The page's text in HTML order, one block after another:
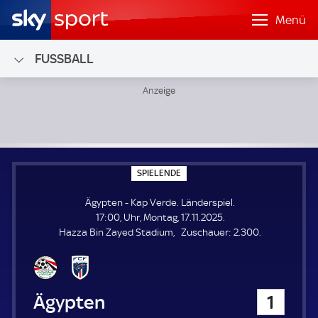
Menü
FUSSBALL
SPIELENDE
P
L
E
N
Ägypten - Kap Verde. Länderspiel.
17:00, Uhr, Montag, 17.11.2025.
Hazza Bin Zayed Stadium
Zuschauer: Z
2.300.
Ägypten 1